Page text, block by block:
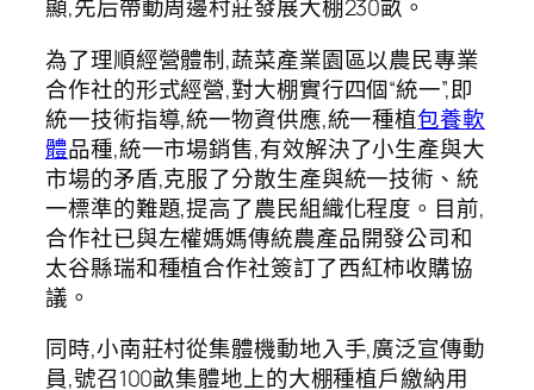
顯,先后帶動周邊村莊發展大棚230畝。
為了理順經營體制,蔬菜產業園區以農民專業
合作社的形式經營,對大棚實行四個“統一”,即
統一技術指導,統一物資供應,統一種植包養軟
體品種,統一市場銷售,有效解決了小生產與大
市場的矛盾,克服了分散生產與統一技術、統
一標準的難題,提高了農民組織化程度。目前,
合作社已與左權媽媽傳統農產品開發公司和
太谷縣瑞和種植合作社簽訂了西紅柿收購協
議。
同時,小南莊村從集體機動地入手,廣泛宣傳動
員,號召100畝集體地上的大棚種植戶繳納用